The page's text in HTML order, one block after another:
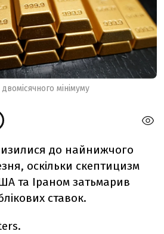
мінімуму
до найнижчого
оскільки скептицизм
та Іраном затьмарив
ставок.